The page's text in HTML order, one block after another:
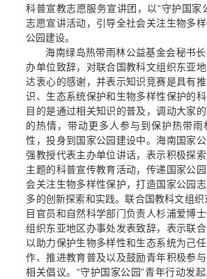
科普宣教志愿服务宣讲团，以“守护国家
志愿宣讲活动，引导全社会关注生物多
公园建设。
海南绿岛热带雨林公益基金会秘书
办单位致辞，对联合国教科文组织东亚
达衷心的感谢，并表示知识竞赛是具有
识、生态系统保护和生物多样性保护的科
目的是通过相关知识的普及，调动大家
的热情，带动更多人参与到保护热带雨
性，投身到国家公园建设中。海南国家
强教授代表主办单位讲话，表示积极探
主题的科普宣传教育活动，传递国家公
会关注生物多样性保护，打造国家公园
多的创新探索和实践。联合国教科文组
目官员和自然科学部门负责人杉浦爱博
组织东亚地区办事处发表致辞，表示联
以助力保护生物多样性和生态系统为己
作、推进教育普及以及鼓励青年积极参
相关倡议。“守护国家公园”青年行动发